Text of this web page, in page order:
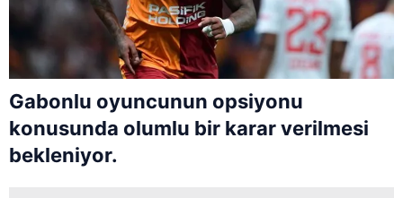
Gabonlu oyuncunun opsiyonu
konusunda olumlu bir karar verilmesi
bekleniyor.